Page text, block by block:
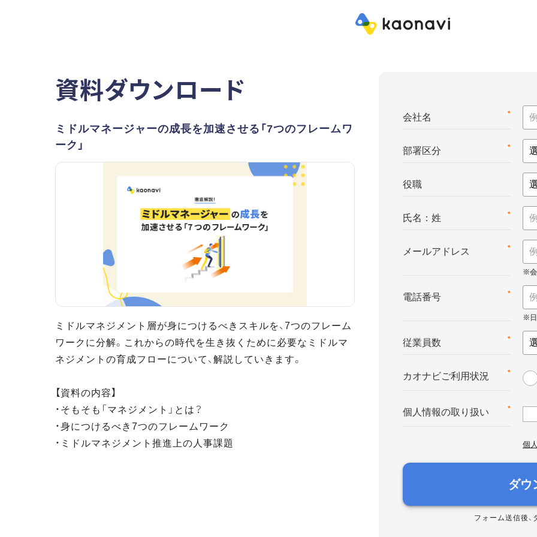
資料ダウンロード
ミドルマネージャーの成長を加速させる「7つのフレームワ
ーク」
ミドルマネジメント層が身につけるべきスキルを、7つのフレーム
ワークに分解。これからの時代を生き抜くために必要なミドルマ
ネジメントの育成フローについて、解説していきます。
【資料の内容】
・そもそも「マネジメント」とは？
・身につけるべき7つのフレームワーク
・ミドルマネジメント推進上の人事課題
*
会社名
*
部署区分
役職
*
氏名：姓
*
メールアドレス
*
電話番号
*
従業員数
*
カオナビご利用状況
*
個人情報の取り扱い
個
ダウ
フォーム送信後